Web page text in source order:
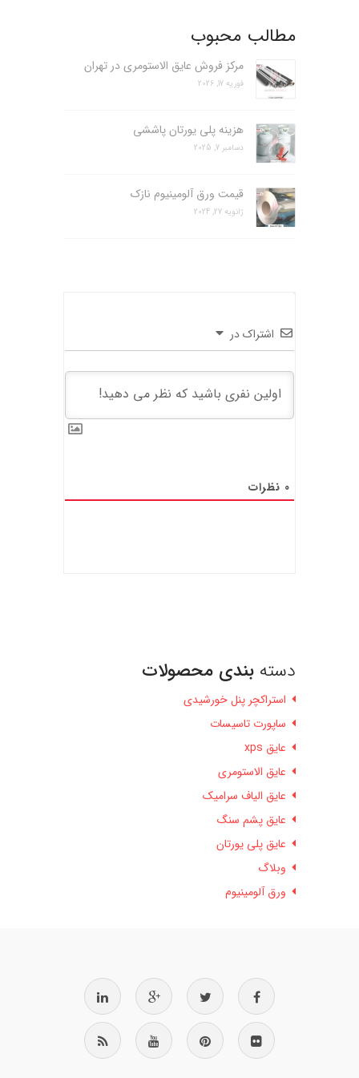
مطالب محبوب
مرکز فروش عایق الاستومری در تهران
فوریه 17, 2026
هزینه پلی یورتان پاششی
دسامبر 7, 2025
قیمت ورق آلومینیوم نازک
ژانویه 27, 2024
اشتراک در
0 نظرات
دسته بندی محصولات
استراکچر پنل خورشیدی
ساپورت تاسیسات
عایق xps
عایق الاستومری
عایق الیاف سرامیک
عایق پشم سنگ
عایق پلی یورتان
وبلاگ
ورق آلومینیوم